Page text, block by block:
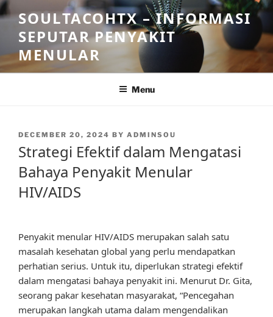
Skip
to
content
SOULTACOHTX – INFORMASI
SEPUTAR PENYAKIT
MENULAR
Menu
POSTED
DECEMBER 20, 2024 BY ADMINSOU
Strategi Efektif dalam Mengatasi
Bahaya Penyakit Menular
HIV/AIDS
Penyakit menular HIV/AIDS merupakan salah satu
masalah kesehatan global yang perlu mendapatkan
perhatian serius. Untuk itu, diperlukan strategi efektif
dalam mengatasi bahaya penyakit ini. Menurut Dr. Gita,
seorang pakar kesehatan masyarakat, “Pencegahan
merupakan langkah utama dalam mengendalikan